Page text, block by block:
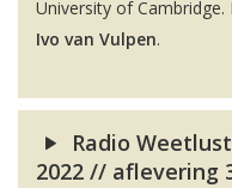
University of Cambridge.
Ivo van Vulpen.
Radio
2022 // aflevering